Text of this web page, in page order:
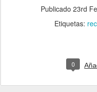
Publicado 23rd
Etiquetas:
0